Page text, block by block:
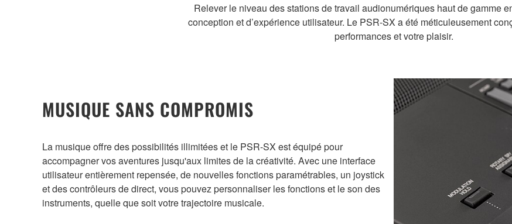
Relever le niveau des stations de travail audionumériques haut de gamme
conception et d’expérience utilisateur. Le PSR-SX a été méticuleusement
performances et votre plaisir.
MUSIQUE SANS COMPROMIS
La musique offre des possibilités illimitées et le PSR-SX est équipé pour
accompagner vos aventures jusqu'aux limites de la créativité. Avec une interface
utilisateur entièrement repensée, de nouvelles fonctions paramétrables, un joystick
et des contrôleurs de direct, vous pouvez personnaliser les fonctions et le son des
instruments, quelle que soit votre trajectoire musicale.